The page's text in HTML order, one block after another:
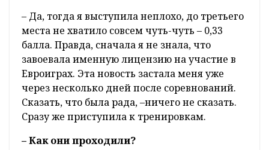
– Да, тогда я выступила неплохо, до третьего
места не хватило совсем чуть-чуть – 0,33
балла. Правда, сначала я не знала, что
завоевала именную лицензию на участие в
Евроиграх. Эта новость застала меня уже
через несколько дней после соревнований.
Сказать, что была рада, –ничего не сказать.
Сразу же приступила к тренировкам.
– Как они проходили?